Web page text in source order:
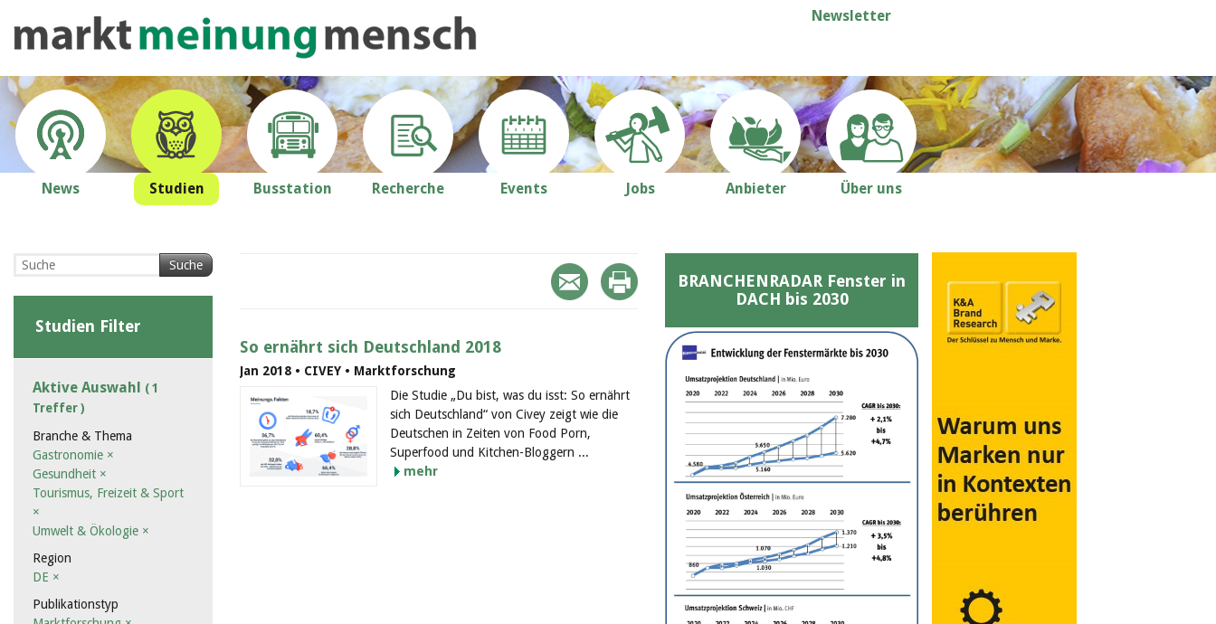
Newsletter
News Studien Busstation Recherche Events Jobs Anbieter Über uns
So ernährt sich Deutschland 2018
Jan 2018 • CIVEY • Marktforschung
Die Studie „Du bist, was du isst: So ernährt
sich Deutschland“ von Civey zeigt wie die
Deutschen in Zeiten von Food Porn,
Superfood und Kitchen-Bloggern ...
mehr
Suche
Studien Filter
Aktive Auswahl ( 1
Treffer )
Branche & Thema
Gastronomie ×
Gesundheit ×
Tourismus, Freizeit & Sport
×
Umwelt & Ökologie ×
Region
DE ×
Publikationstyp
BRANCHENRADAR Fenster in
DACH bis 2030